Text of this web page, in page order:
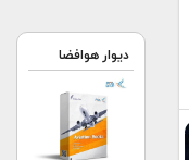
دیوار هوافضا